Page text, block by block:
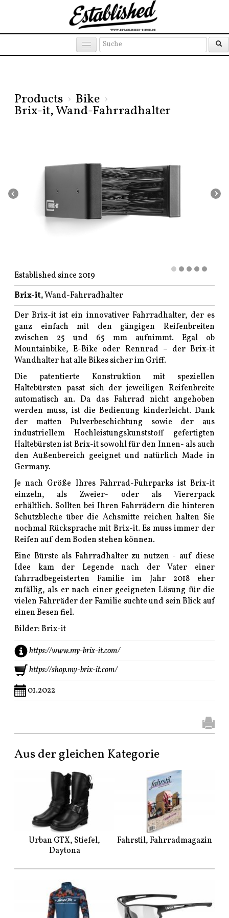
Products › Bike ›
Brix-it, Wand-Fahrradhalter
‹ ›
Established since 2019
Brix-it,Wand-Fahrradhalter
Der Brix-it ist ein innovativer Fahrradhalter, der es
ganz einfach mit den gängigen Reifenbreiten
zwischen 25 und 65 mm aufnimmt. Egal ob
Mountainbike, E-Bike oder Rennrad – der Brix-it
Wandhalter hat alle Bikes sicher im Griff.
Die patentierte Konstruktion mit speziellen
Haltebürsten passt sich der jeweiligen Reifenbreite
automatisch an. Da das Fahrrad nicht angehoben
werden muss, ist die Bedienung kinderleicht. Dank
der matten Pulverbeschichtung sowie der aus
industriellem Hochleistungskunststoff gefertigten
Haltebürsten ist Brix-it sowohl für den Innen- als auch
den Außenbereich geeignet und natürlich Made in
Germany.
Je nach Größe Ihres Fahrrad-Fuhrparks ist Brix-it
einzeln, als Zweier- oder als Viererpack
erhältlich. Sollten bei Ihren Fahrrädern die hinteren
Schutzbleche über die Achsmitte reichen halten Sie
nochmal Rücksprache mit Brix-it. Es muss immer der
Reifen auf dem Boden stehen können.
Eine Bürste als Fahrradhalter zu nutzen - auf diese
Idee kam der Legende nach der Vater einer
fahrradbegeisterten Familie im Jahr 2018 eher
zufällig, als er nach einer geeigneten Lösung für die
vielen Fahrräder der Familie suchte und sein Blick auf
einen Besen fiel.
Bilder: Brix-it
https://www.my-brix-it.com/
https://shop.my-brix-it.com/
01.2022
Aus der gleichen Kategorie
Urban GTX, Stiefel,
Daytona
Fahrstil, Fahrradmagazin